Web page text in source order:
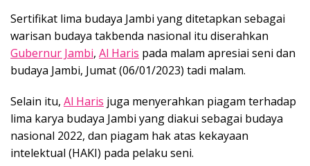
Sertifikat lima budaya Jambi yang ditetapkan sebagai
warisan budaya takbenda nasional itu diserahkan
Gubernur Jambi, Al Haris pada malam apresiai seni dan
budaya Jambi, Jumat (06/01/2023) tadi malam.
Selain itu, Al Haris juga menyerahkan piagam terhadap
lima karya budaya Jambi yang diakui sebagai budaya
nasional 2022, dan piagam hak atas kekayaan
intelektual (HAKI) pada pelaku seni.